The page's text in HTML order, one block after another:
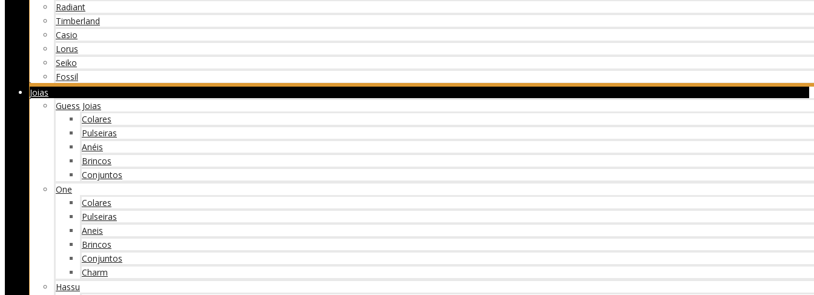
Radiant
Timberland
Casio
Lorus
Seiko
Fossil
Joias
Guess Joias
Colares
Pulseiras
Anéis
Brincos
Conjuntos
One
Colares
Pulseiras
Aneis
Brincos
Conjuntos
Charm
Hassu